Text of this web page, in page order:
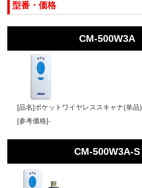
型番・価格
CM-500W3A
ポケットワイヤレススキャナ(単品)
-
CM-500W3A-S